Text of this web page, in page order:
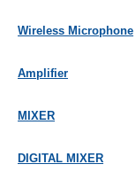
Wireless Microphone
Amplifier
MIXER
DIGITAL MIXER